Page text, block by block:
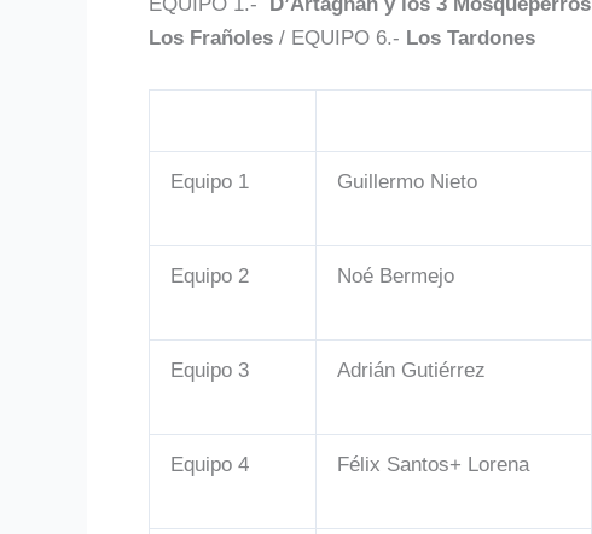
EQUIPO 1.- D’Artagnan y los 3 Mosqueperros
Los Frañoles / EQUIPO 6.- Los Tardones
Equipo 1 Guillermo Nieto
Equipo 2 Noé Bermejo
Equipo 3 Adrián Gutiérrez
Equipo 4 Félix Santos+ Lorena